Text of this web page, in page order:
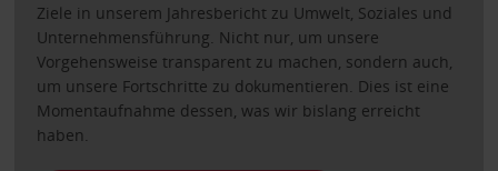
Ziele in unserem Jahresbericht zu Umwelt, Soziales und
Unternehmensführung. Nicht nur, um unsere
Vorgehensweise transparent zu machen, sondern auch,
um unsere Fortschritte zu dokumentieren. Dies ist eine
Momentaufnahme dessen, was wir bislang erreicht
haben.